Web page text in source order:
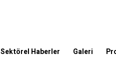
Sektörel Haberler Galeri